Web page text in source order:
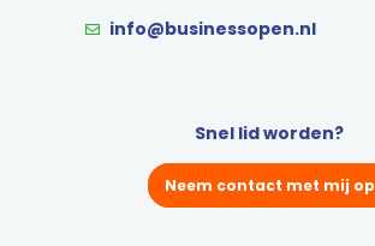
info@businessopen.nl
Snel lid worden?
Neem contact met mij op